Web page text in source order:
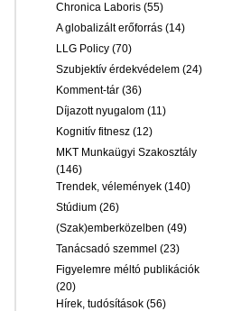
Chronica Laboris (55)
A globalizált erőforrás (14)
LLG Policy (70)
Szubjektív érdekvédelem (24)
Komment-tár (36)
Díjazott nyugalom (11)
Kognitív fitnesz (12)
MKT Munkaügyi Szakosztály
(146)
Trendek, vélemények (140)
Stúdium (26)
(Szak)emberközelben (49)
Tanácsadó szemmel (23)
Figyelemre méltó publikációk
(20)
Hírek, tudósítások (56)